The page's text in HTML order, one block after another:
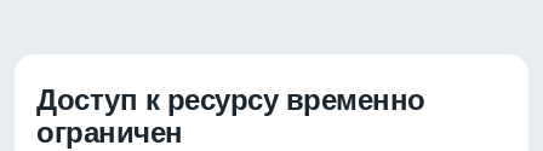
Доступ к ресурсу временно
ограничен